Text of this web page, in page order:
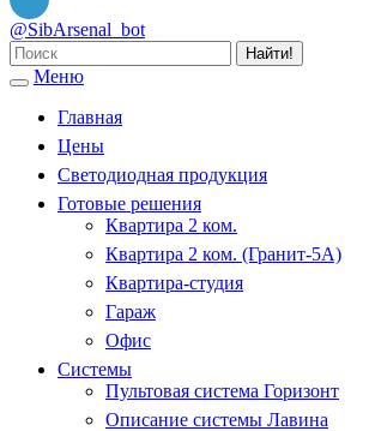
@SibArsenal_bot
Найти!
Меню
Главная
Цены
Светодиодная продукция
Готовые решения
Квартира 2 ком.
Квартира 2 ком. (Гранит-5А)
Квартира-студия
Гараж
Офис
Системы
Пультовая система Горизонт
Описание системы Лавина